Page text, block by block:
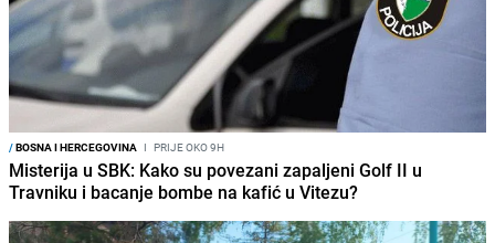
/BOSNA I HERCEGOVINA I PRIJE OKO 9H
Misterija u SBK: Kako su povezani zapaljeni Golf II u
Travniku i bacanje bombe na kafić u Vitezu?